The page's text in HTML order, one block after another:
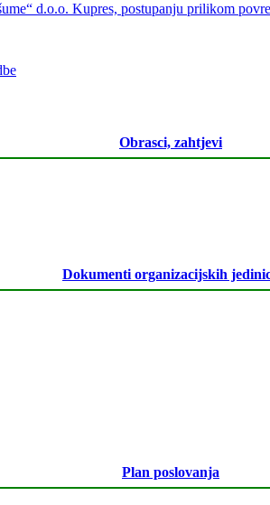
d.o.o. Kupres, postupanju prilikom
Obrasci, zahtjevi
Dokumenti organizacijskih
Plan poslovanja